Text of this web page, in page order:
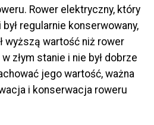
Rower elektryczny, który
regularnie konserwowany,
wyższą wartość niż rower
złym stanie i nie był dobrze
jego wartość, ważna
i konserwacja roweru